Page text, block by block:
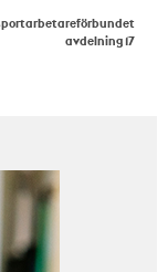
avdelning 17